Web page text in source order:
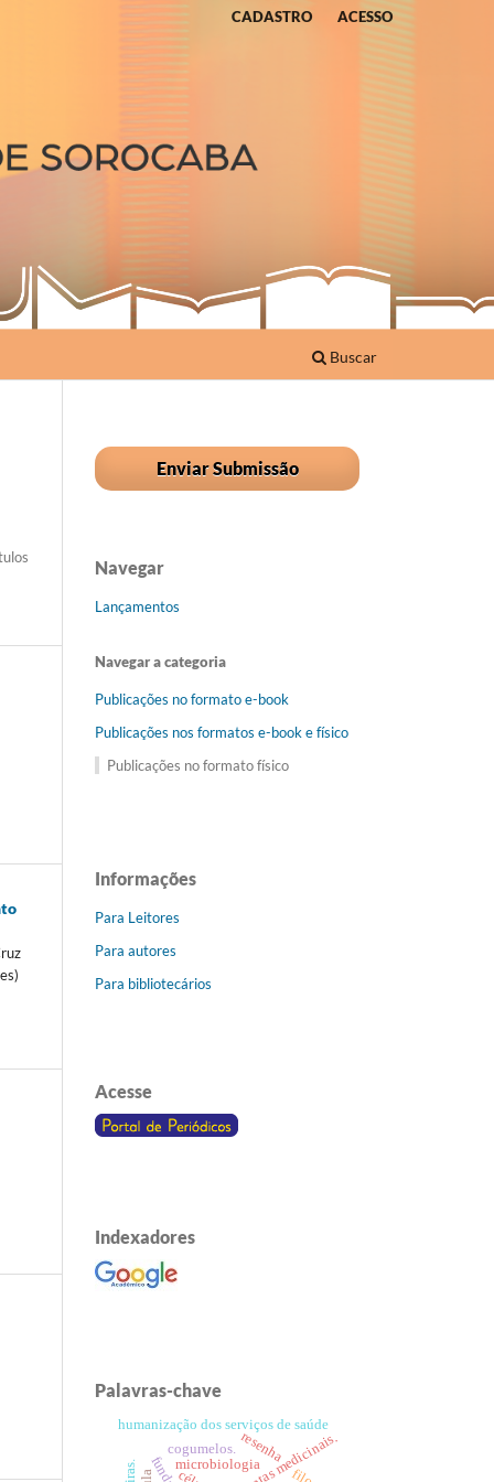
Buscar
CADASTRO ACESSO
Enviar Submissão
Navegar
Lançamentos
Navegar a categoria
Publicações no formato e-book
Publicações nos formatos e-book e físico
Publicações no formato físico
Informações
Para Leitores
Para autores
Para bibliotecários
Acesse
Indexadores
Palavras-chave
plantas medicinais.
humanização dos serviços de saúde
microbiologiaresenha
cogumelos.